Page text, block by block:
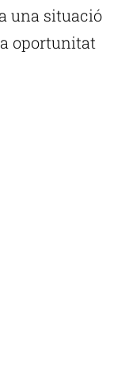
una situació
oportunitat